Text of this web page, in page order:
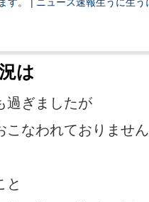
は
過ぎましたが
こなわれておりませ
と